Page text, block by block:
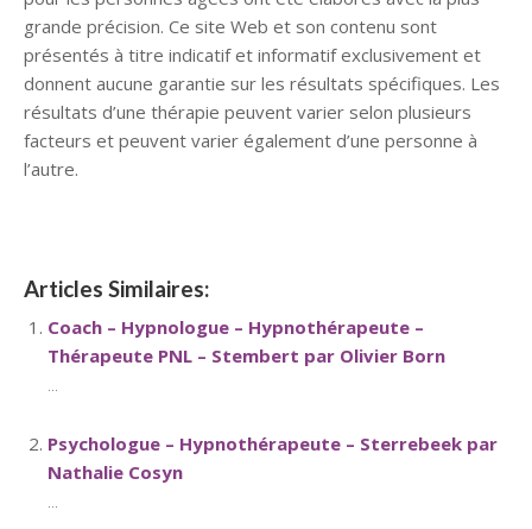
grande précision. Ce site Web et son contenu sont
présentés à titre indicatif et informatif exclusivement et
donnent aucune garantie sur les résultats spécifiques. Les
résultats d’une thérapie peuvent varier selon plusieurs
facteurs et peuvent varier également d’une personne à
l’autre.
Articles Similaires:
Coach – Hypnologue – Hypnothérapeute –
Thérapeute PNL – Stembert par Olivier Born
...
Psychologue – Hypnothérapeute – Sterrebeek par
Nathalie Cosyn
...